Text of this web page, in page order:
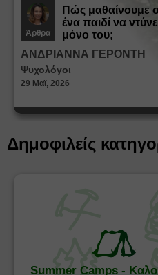
Άρθρα
Πώς μαθαίνουμε
ένα παιδί να
μόνο του;
ΑΝΔΡΙΑΝΝΑ ΓΕΡΟΝΤΗ
Ψυχολόγοι
29 Μαϊ, 2026
Δημοφιλείς
Summer Camps -